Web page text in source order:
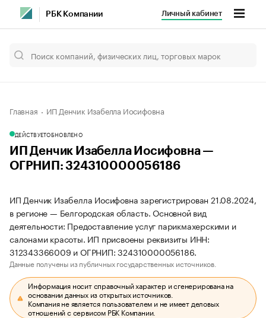
РБК Компании Личный кабинет
Главная ИП Денчик Изабелла Иосифовна
ДЕЙСТВУЕТОБНОВЛЕНО
ИП Денчик Изабелла Иосифовна —
ОГРНИП: 324310000056186
ИП Денчик Изабелла Иосифовна зарегистрирован 21.08.2024,
в регионе — Белгородская область. Основной вид
деятельности: Предоставление услуг парикмахерскими и
салонами красоты. ИП присвоены реквизиты ИНН:
312343366009 и ОГРНИП: 324310000056186.
Данные получены из публичных государственных источников.
Информация носит справочный характер и сгенерирована на
основании данных из открытых источников.
Компания не является пользователем и не имеет деловых
отношений с сервисом РБК Компании.